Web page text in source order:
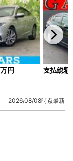
万円 支払総額
2026/08/08時点最新